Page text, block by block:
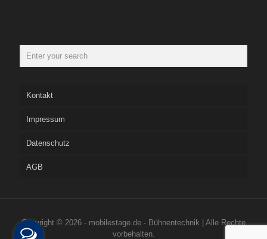
Kontakt
Impressum
Datenschutz
AGB
Copyright © 2026 - mobilestage.de - Bühnentechnik | Alle Rechte
vorbehalten.